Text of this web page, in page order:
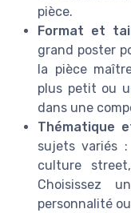
pièce.
Format et
grand poster
la pièce
plus petit ou
dans une
Thématique
sujets variés
culture
Choisissez
personnalité